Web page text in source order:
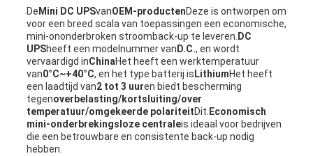
De Mini DC UPSvanOEM-productenDeze is ontworpen om
voor een breed scala van toepassingen een economische,
mini-ononderbroken stroomback-up te leveren. DC
UPSheeft een modelnummer van D.C., en wordt
vervaardigd inChinaHet heeft een werktemperatuur
van0°C~+40°C, en het type batterij is LithiumHet heeft
een laadtijd van2 tot 3 uuren biedt bescherming
tegenoverbelasting/kortsluiting/over
temperatuur/omgekeerde polariteitDit. Economisch
mini-onderbrekingsloze centraleis ideaal voor bedrijven
die een betrouwbare en consistente back-up nodig
hebben.